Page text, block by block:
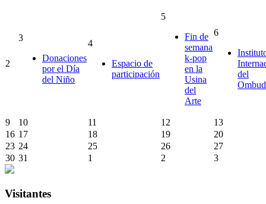
2
3
Donaciones
por el Día
del Niño
4
Espacio de
participación
5
Fin de
semana
k-pop
en la
Usina
del
Arte
6
del
9 10 11 12
13
16 17 18 19
20
23 24 25 26
27
30 31 1 2 3
Visitantes